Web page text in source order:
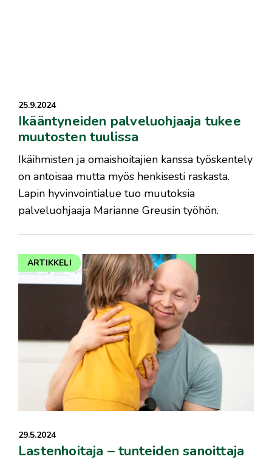
25.9.2024
Ikääntyneiden palveluohjaaja tukee
muutosten tuulissa
Ikäihmisten ja omaishoitajien kanssa työskentely
on antoisaa mutta myös henkisesti raskasta.
Lapin hyvinvointialue tuo muutoksia
palveluohjaaja Marianne Greusin työhön.
ARTIKKELI
29.5.2024
Lastenhoitaja – tunteiden sanoittaja